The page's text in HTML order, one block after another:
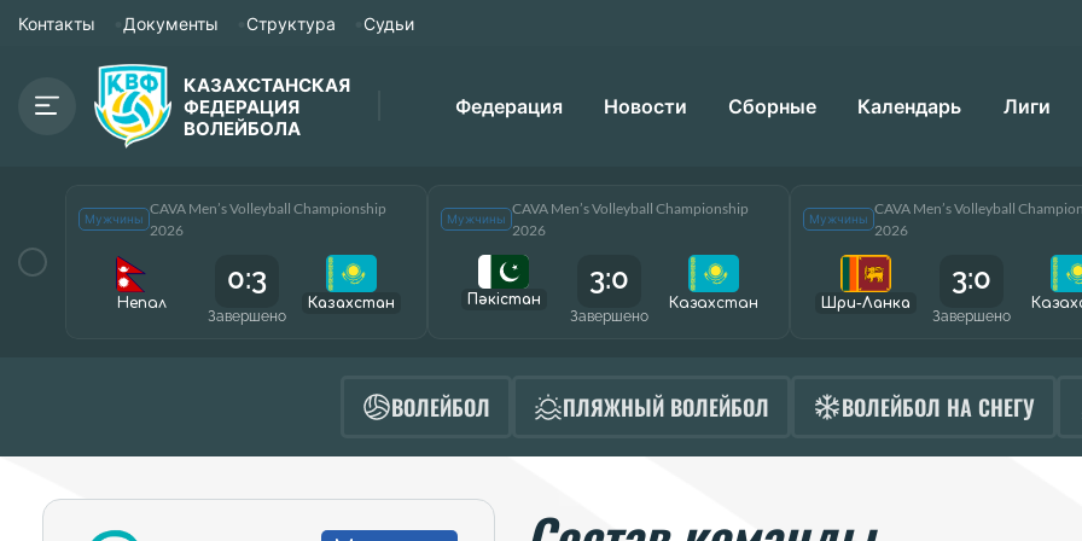
Контакты Документы Структура Судьи
КАЗАХСТАНСКАЯ
ФЕДЕРАЦИЯ
ВОЛЕЙБОЛА
Федерация Новости Сборные Календарь Лиги
Мужчины
CAVA Men’s Volleyball Championship
2026
Непал
0:3
Завершено
Казахстан
Мужчины
CAVA Men’s Volleyball Championship
2026
Пәкістан
3:0
Завершено
Казахстан
Мужчины
CAVA Men’s Volleyball
2026
Шри-Ланка
3:0
Завершено
ВОЛЕЙБОЛ ПЛЯЖНЫЙ ВОЛЕЙБОЛ ВОЛЕЙБОЛ НА СНЕГУ